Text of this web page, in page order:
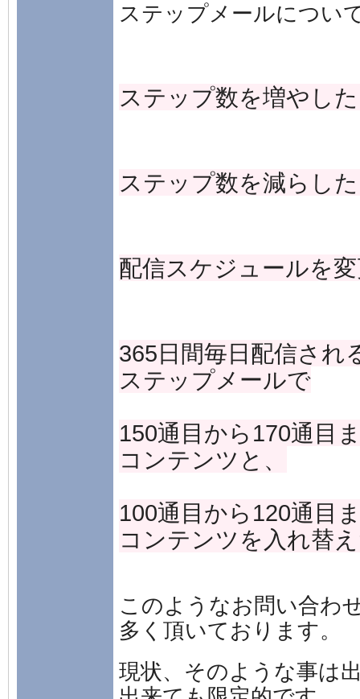
ステップメールについ
ステップ数を増やし
ステップ数を減らし
配信スケジュールを
365日間毎日配信され
ステップメールで
150通目から170通目
コンテンツと、
100通目から120通目
コンテンツを入れ替
このようなお問い合わ
多く頂いております。
現状、そのような事は